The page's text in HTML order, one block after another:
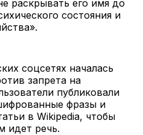
раскрывать его имя до
состояния и
соцсетях началась
запрета на
публиковали
фразы и
в Wikipedia, чтобы
идет речь.